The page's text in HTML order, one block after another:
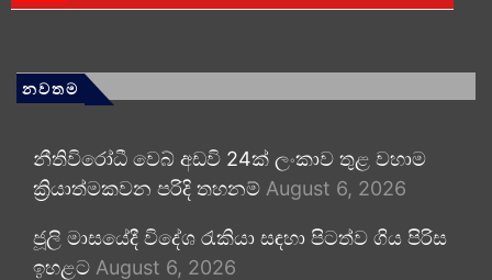
නවතම
නීතිවිරෝධී වෙබ් අඩවි 24ක් ලංකාව තුළ වහාම
ක්‍රියාත්මකවන පරිදි තහනම් August 6, 2026
ජූලි මාසයේදී විදේශ රැකියා සඳහා පිටත්ව ගිය පිරිස
ඉහළට August 6, 2026